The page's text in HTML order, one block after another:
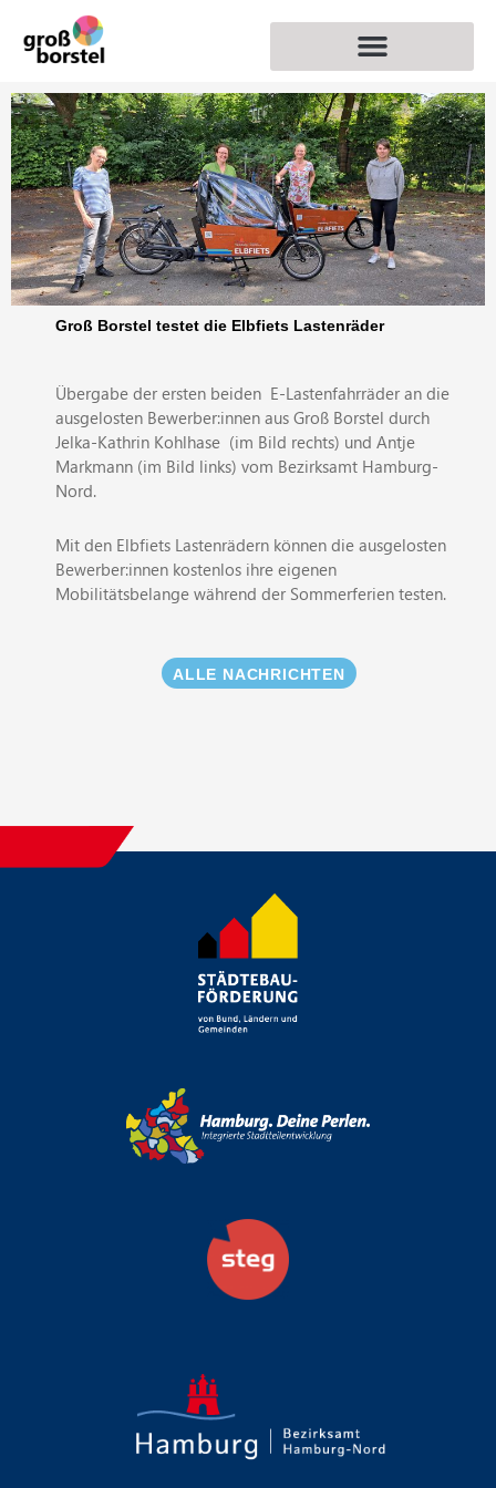
Groß Borstel testet die Elbfiets Lastenräder
Übergabe der ersten beiden E-Lastenfahrräder an die
ausgelosten Bewerber:innen aus Groß Borstel durch
Jelka-Kathrin Kohlhase (im Bild rechts) und Antje
Markmann (im Bild links) vom Bezirksamt Hamburg-
Nord.
Mit den Elbfiets Lastenrädern können die ausgelosten
Bewerber:innen kostenlos ihre eigenen
Mobilitätsbelange während der Sommerferien testen.
ALLE NACHRICHTEN